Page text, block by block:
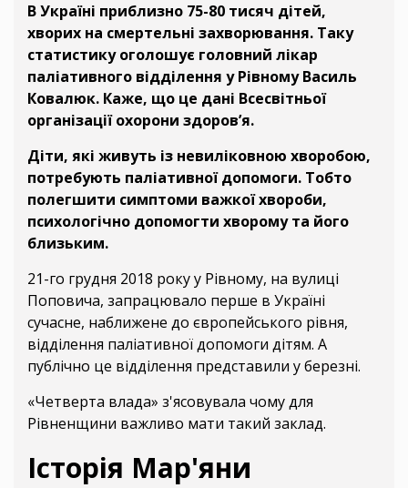
В Україні приблизно 75-80 тисяч дітей,
хворих на смертельні захворювання. Таку
статистику оголошує головний лікар
паліативного відділення у Рівному Василь
Ковалюк. Каже, що це дані Всесвітньої
організації охорони здоров’я.
Діти, які живуть із невиліковною хворобою,
потребують паліативної допомоги. Тобто
полегшити симптоми важкої хвороби,
психологічно допомогти хворому та його
близьким.
21-го грудня 2018 року у Рівному, на вулиці
Поповича, запрацювало перше в Україні
сучасне, наближене до європейського рівня,
відділення паліативної допомоги дітям. А
публічно це відділення представили у березні.
«Четверта влада» з'ясовувала чому для
Рівненщини важливо мати такий заклад.
Історія Мар'яни